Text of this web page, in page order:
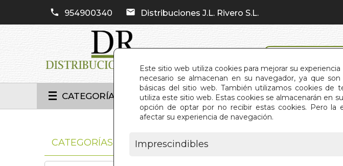
Este sitio web utiliza cookies para mejorar su
necesario se almacenan en su navegador, ya que
básicas del sitio web. También utilizamos cookies de
utiliza este sitio web. Estas cookies se almacenarán en
opción de optar por no recibir estas cookies. Pero la
afectar su experiencia de navegación.
Imprescindibles
954900340 Distribuciones J.L. Rivero S.L.
CATEGORÍAS INICIO
CATEGORÍAS